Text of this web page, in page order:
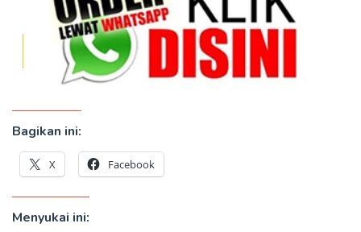
Bagikan ini:
X Facebook
Menyukai ini: